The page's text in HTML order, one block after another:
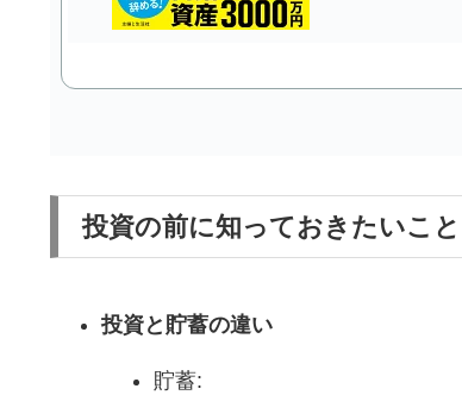
投資の前に知っておきたいこと
投資と貯蓄の違い
貯蓄: